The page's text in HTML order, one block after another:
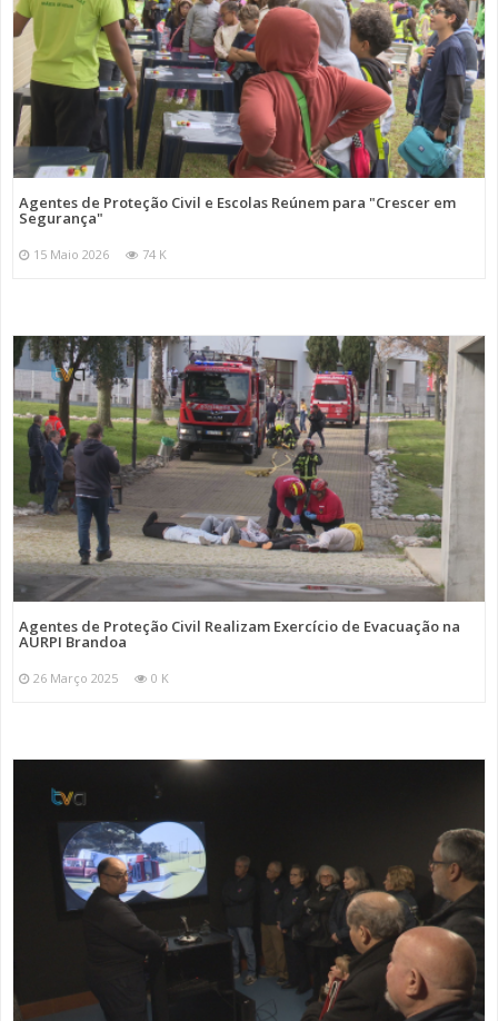
Agentes de Proteção Civil e Escolas Reúnem para "Crescer em
Segurança"
15 Maio 2026 74 K
Agentes de Proteção Civil Realizam Exercício de Evacuação na
AURPI Brandoa
26 Março 2025 0 K